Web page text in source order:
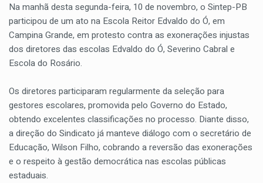
Na manhã desta segunda-feira, 10 de novembro, o Sintep-PB
participou de um ato na Escola Reitor Edvaldo do Ó, em
Campina Grande, em protesto contra as exonerações injustas
dos diretores das escolas Edvaldo do Ó, Severino Cabral e
Escola do Rosário.
Os diretores participaram regularmente da seleção para
gestores escolares, promovida pelo Governo do Estado,
obtendo excelentes classificações no processo. Diante disso,
a direção do Sindicato já manteve diálogo com o secretário de
Educação, Wilson Filho, cobrando a reversão das exonerações
e o respeito à gestão democrática nas escolas públicas
estaduais.